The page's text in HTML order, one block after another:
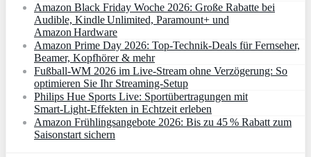
Amazon Black Friday Woche 2026: Große Rabatte bei
Audible, Kindle Unlimited, Paramount+ und
Amazon Hardware
Amazon Prime Day 2026: Top-Technik-Deals für Fernseher,
Beamer, Kopfhörer & mehr
Fußball-WM 2026 im Live-Stream ohne Verzögerung: So
optimieren Sie Ihr Streaming-Setup
Philips Hue Sports Live: Sportübertragungen mit
Smart‑Light‑Effekten in Echtzeit erleben
Amazon Frühlingsangebote 2026: Bis zu 45 % Rabatt zum
Saisonstart sichern